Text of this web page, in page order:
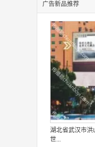
广告新品推荐
湖北省武汉市洪
世...